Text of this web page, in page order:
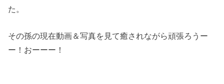
た。
その孫の現在動画＆写真を見て癒されながら頑張ろうー
ー！おーーー！